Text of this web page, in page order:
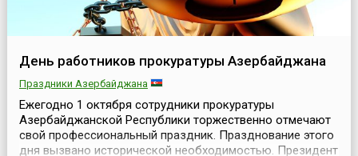
День работников прокуратуры Азербайджана
Праздники Азербайджана
Ежегодно 1 октября сотрудники прокуратуры
Азербайджанской Республики торжественно отмечают
свой профессиональный праздник. Празднование этого
дня вызвано исторической необходимостью. Президент